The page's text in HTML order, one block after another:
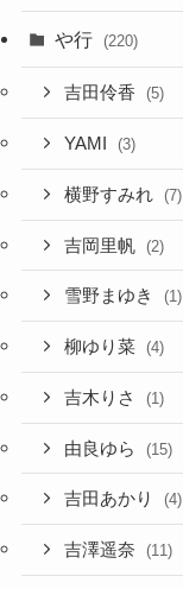
や行 (220)
吉田伶香 (5)
YAMI (3)
横野すみれ (7)
吉岡里帆 (2)
雪野まゆき (1)
柳ゆり菜 (4)
吉木りさ (1)
由良ゆら (15)
吉田あかり (4)
吉澤遥奈 (11)